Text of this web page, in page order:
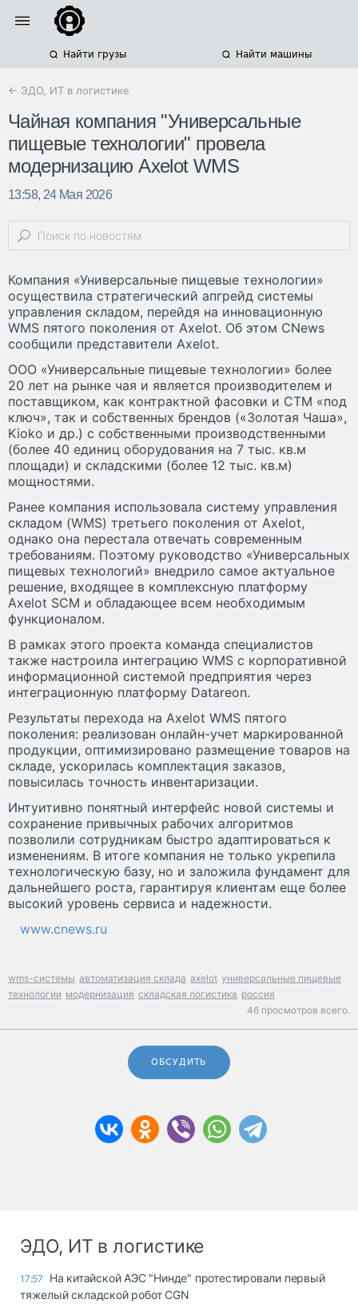
Найти грузы Найти машины
← ЭДО, ИТ в логистике
Чайная компания "Универсальные
пищевые технологии" провела
модернизацию Axelot WMS
13:58, 24 Мая 2026
Компания «Универсальные пищевые технологии»
осуществила стратегический апгрейд системы
управления складом, перейдя на инновационную
WMS пятого поколения от Axelot. Об этом CNews
сообщили представители Axelot.
ООО «Универсальные пищевые технологии» более
20 лет на рынке чая и является производителем и
поставщиком, как контрактной фасовки и СТМ «под
ключ», так и собственных брендов («Золотая Чаша»,
Kioko и др.) с собственными производственными
(более 40 единиц оборудования на 7 тыс. кв.м
площади) и складскими (более 12 тыс. кв.м)
мощностями.
Ранее компания использовала систему управления
складом (WMS) третьего поколения от Axelot,
однако она перестала отвечать современным
требованиям. Поэтому руководство «Универсальных
пищевых технологий» внедрило самое актуальное
решение, входящее в комплексную платформу
Axelot SCM и обладающее всем необходимым
функционалом.
В рамках этого проекта команда специалистов
также настроила интеграцию WMS с корпоративной
информационной системой предприятия через
интеграционную платформу Datareon.
Результаты перехода на Axelot WMS пятого
поколения: реализован онлайн-учет маркированной
продукции, оптимизировано размещение товаров на
складе, ускорилась комплектация заказов,
повысилась точность инвентаризации.
Интуитивно понятный интерфейс новой системы и
сохранение привычных рабочих алгоритмов
позволили сотрудникам быстро адаптироваться к
изменениям. В итоге компания не только укрепила
технологическую базу, но и заложила фундамент для
дальнейшего роста, гарантируя клиентам еще более
высокий уровень сервиса и надежности.
www.cnews.ru
wms-системы автоматизация склада axelot универсальные пищевые
технологии модернизация складская логистика россия
46 просмотров всего.
ОБСУДИТЬ
ЭДО, ИТ в логистике
17:57
На китайской АЭС "Нинде" протестировали первый
тяжелый складской робот CGN